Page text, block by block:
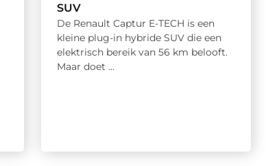
SUV
De Renault Captur E-TECH is een
kleine plug-in hybride SUV die een
elektrisch bereik van 56 km belooft.
Maar doet ...